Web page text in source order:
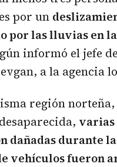
por un
por las lluvias en
informó el jefe
a la agencia
región
dañadas durante
vehículos fueron